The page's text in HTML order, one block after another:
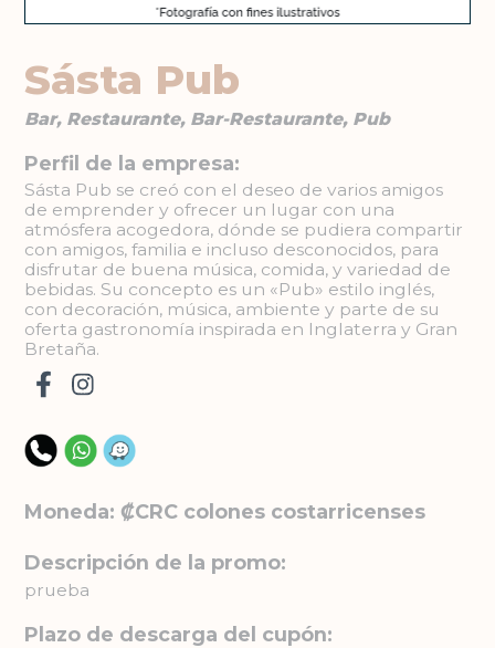
Sásta Pub
Bar, Restaurante, Bar-Restaurante, Pub
Perfil de la empresa:
Sásta Pub se creó con el deseo de varios amigos
de emprender y ofrecer un lugar con una
atmósfera acogedora, dónde se pudiera compartir
con amigos, familia e incluso desconocidos, para
disfrutar de buena música, comida, y variedad de
bebidas. Su concepto es un «Pub» estilo inglés,
con decoración, música, ambiente y parte de su
oferta gastronomía inspirada en Inglaterra y Gran
Bretaña.
Moneda: ₡CRC colones costarricenses
Descripción de la promo:
prueba
Plazo de descarga del cupón: